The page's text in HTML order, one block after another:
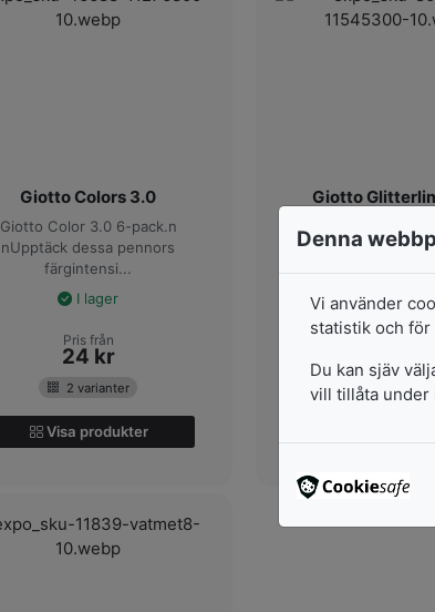
Giotto Colors 3.0
Giotto Color 3.0 6-pack.n
nUpptäck dessa pennors
färgintensi...
I lager
Pris från
24 kr
2 varianter
Visa produkter
Giotto
5-Pack
47 kr
Denna
Vi använder
statistik och för
Du kan sjäv
vill tillåta under